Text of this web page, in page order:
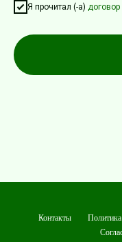
Я прочитал (-а)
Контакты